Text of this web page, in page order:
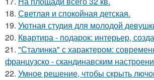
18. Светлая и спокойная детская.
19. Уютная студия для молодой
20. Квартира - подарок: интерьер,
21. "Сталинка" с характером:
французско - скандинавским
22. Умное решение, чтобы скрыть